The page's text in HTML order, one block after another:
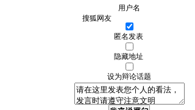
用户名
匿名发表
隐藏地址
设为辩论话题